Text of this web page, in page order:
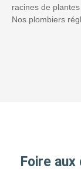
racines de plantes
Nos plombiers
Foire aux